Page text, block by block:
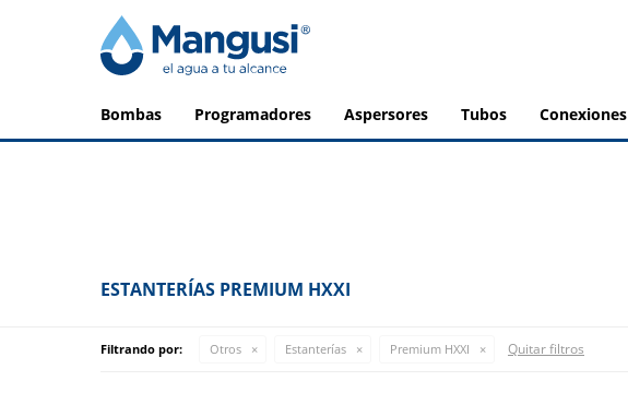
bombas programadores aspersores tubos conexiones
ESTANTERÍAS PREMIUM HXXI
Filtrando por: Otros Estanterías Premium HXXI Quitar filtros